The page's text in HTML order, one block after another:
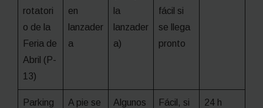
rotatori
o de la
Feria de
Abril (P-
13)
en
lanzader
a
la
lanzader
a)
fácil si
se llega
pronto
Parking
A pie se
Algunos
Fácil, si
24 h